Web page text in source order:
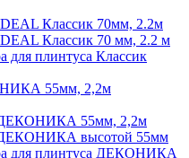
Классик 70мм, 2.2м
Классик 70 мм, 2.2 м
для плинтуса Классик
55мм, 2,2м
55мм, 2,2м
высотой 55мм
для плинтуса ДЕКОНИКА